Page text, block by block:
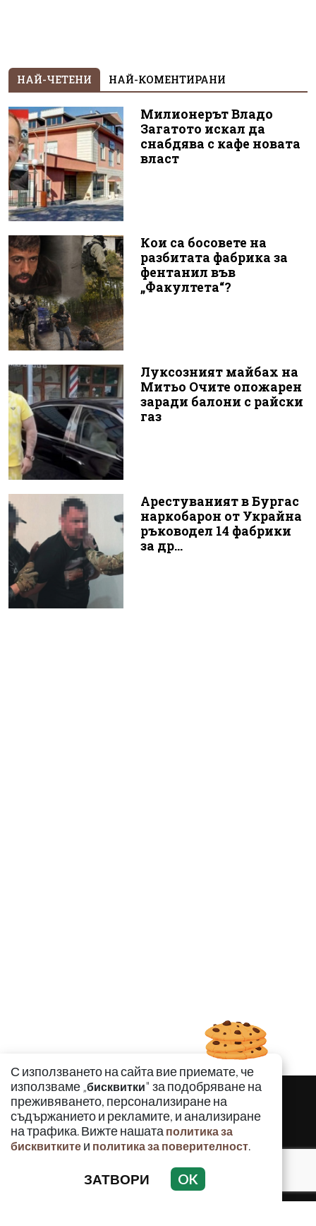
НАЙ-ЧЕТЕНИ НАЙ-КОМЕНТИРАНИ
Милионерът Владо
Загатото искал да
снабдява с кафе новата
власт
Кои са босовете на
разбитата фабрика за
фентанил във
„Факултета“?
Луксозният майбах на
Митьо Очите опожарен
заради балони с райски
газ
Арестуваният в Бургас
наркобарон от Украйна
ръководел 14 фабрики
за др...
С използването на сайта вие приемате, че
използваме „бисквитки" за подобряване на
преживяването, персонализиране на
съдържанието и рекламите, и анализиране
на трафика. Вижте нашата политика за
бисквитките и политика за поверителност.
ЗАТВОРИ OK